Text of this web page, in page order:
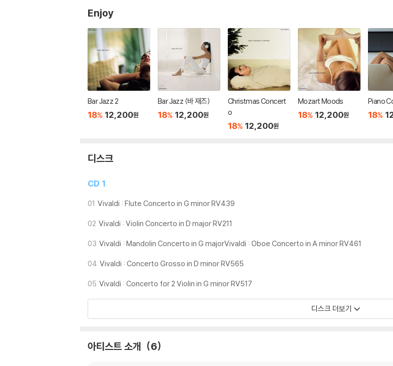
Enjoy
Bar Jazz 2
18% 12,200원
Bar Jazz (바 재즈)
18% 12,200원
Christmas Concert
o
18% 12,200원
Mozart Moods
18% 12,200원
Piano
18%
디스크
CD 1
01 Vivaldi : Flute Concerto in G minor RV439
02 Vivaldi : Violin Concerto in D major RV211
03 Vivaldi : Mandolin Concerto in G majorVivaldi : Oboe Concerto in A minor RV461
04 Vivaldi : Concerto Grosso in D minor RV565
05 Vivaldi : Concerto for 2 Violin in G minor RV517
디스크 더보기
아티스트 소개 6